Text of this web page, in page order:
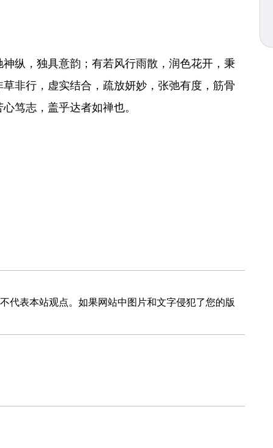
，独具意韵；有若风行雨散，润色花开，秉
非行，虚实结合，疏放妍妙，张弛有度，筋骨
笃志，盖乎达者如禅也。
代表本站观点。如果网站中图片和文字侵犯了您的版